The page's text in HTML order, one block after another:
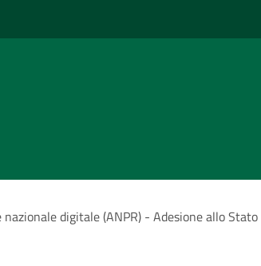
digitale (ANPR) - Adesione allo Stato